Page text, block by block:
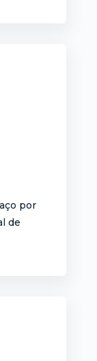
por
de